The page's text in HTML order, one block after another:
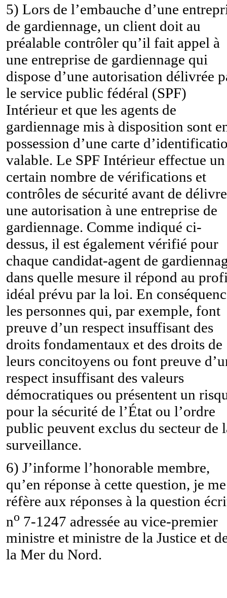
5) Lors de l’embauche d’une
de gardiennage, un client doit au
préalable contrôler qu’il fait appel à
une entreprise de gardiennage qui
dispose d’une autorisation délivrée
le service public fédéral (SPF)
Intérieur et que les agents de
gardiennage mis à disposition sont
possession d’une carte
valable. Le SPF Intérieur effectue un
certain nombre de vérifications et
contrôles de sécurité avant de
une autorisation à une entreprise de
gardiennage. Comme indiqué ci-
dessus, il est également vérifié pour
chaque candidat-agent de
dans quelle mesure il répond au
idéal prévu par la loi. En
les personnes qui, par exemple, font
preuve d’un respect insuffisant des
droits fondamentaux et des droits de
leurs concitoyens ou font preuve
respect insuffisant des valeurs
démocratiques ou présentent un
pour la sécurité de l’État ou l’ordre
public peuvent exclus du secteur de
surveillance.
6) J’informe l’honorable membre,
qu’en réponse à cette question, je me
réfère aux réponses à la question
no 7-1247 adressée au vice-premier
ministre et ministre de la Justice et
la Mer du Nord.